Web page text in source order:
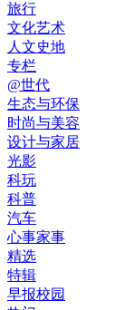
旅行
文化艺术
人文史地
专栏
@世代
生态与环保
时尚与美容
设计与家居
光影
科玩
科普
汽车
心事家事
精选
特辑
早报校园